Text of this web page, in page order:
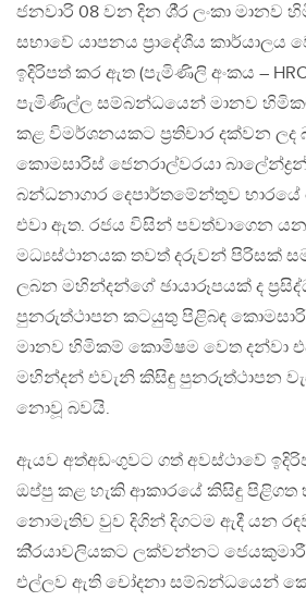
ජනවාරි 08 වන දින ශී‍්‍ර ලංකා
සභාවේ යාපනය ප‍්‍රාදේශීය
ඉදිරිපත් කර ඇත (පැමිණිලි අංකය –
පැමිණිල්ල සම්බන්ධයෙන් මානව
කළ විමර්ශනයකට ප‍්‍රතිචාර දක්වන ලද
කොමසාරිස් ජෙනරාල්වරයා
බන්ධනාගාර දෙපාර්තමේන්තුව
එවා ඇත. රජය විසින් පවත්වාගෙන
මධ්‍යස්ථානයක තවත් දරුවන් පිරිසක්
ලබන මහින්දන්ගේ ඡායාරූපයක් ද
පුනරුත්ථාපන කටයුතු පිළිබඳ
මානව හිමිකම් කොමිෂම වෙත දන්වා
මහින්දන් එවැනි කිසිඳු පුනරුත්ථාපන
නොවූ බවයි.
ඇයව අත්අඩංගුවට ගත් අවස්ථාවේ
ඔප්පු කළ හැකි ආකාරයේ කිසිඳු පිළිගත
නොමැතිව වුව දිගින් දිගටම ඇදී යන
කි‍්‍රයාවලියකට ලක්වන්නට
එල්ලව ඇති චෝදනා සම්බන්ධයෙන්